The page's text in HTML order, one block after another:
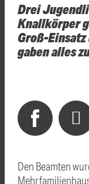
Drei
Knallkörper
Groß-
gaben alles
Den Beamten